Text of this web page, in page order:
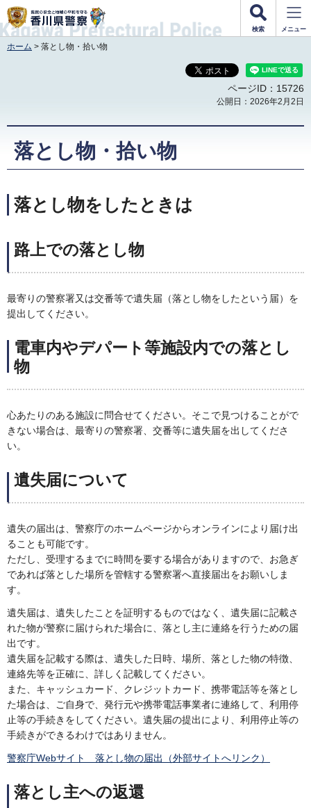
香川県警察
検索 メニュー
ホーム > 落とし物・拾い物
ページID：15726
公開日：2026年2月2日
落とし物・拾い物
落とし物をしたときは
路上での落とし物
最寄りの警察署又は交番等で遺失届（落とし物をしたという届）を
提出してください。
電車内やデパート等施設内での落とし
物
心あたりのある施設に問合せてください。そこで見つけることがで
きない場合は、最寄りの警察署、交番等に遺失届を出してくださ
い。
遺失届について
遺失の届出は、警察庁のホームページからオンラインにより届け出
ることも可能です。
ただし、受理するまでに時間を要する場合がありますので、お急ぎ
であれば落とした場所を管轄する警察署へ直接届出をお願いしま
す。
遺失届は、遺失したことを証明するものではなく、遺失届に記載さ
れた物が警察に届けられた場合に、落とし主に連絡を行うための届
出です。
遺失届を記載する際は、遺失した日時、場所、落とした物の特徴、
連絡先等を正確に、詳しく記載してください。
また、キャッシュカード、クレジットカード、携帯電話等を落とし
た場合は、ご自身で、発行元や携帯電話事業者に連絡して、利用停
止等の手続きをしてください。遺失届の提出により、利用停止等の
手続きができるわけではありません。
警察庁Webサイト 落とし物の届出（外部サイトへリンク）
落とし主への返還